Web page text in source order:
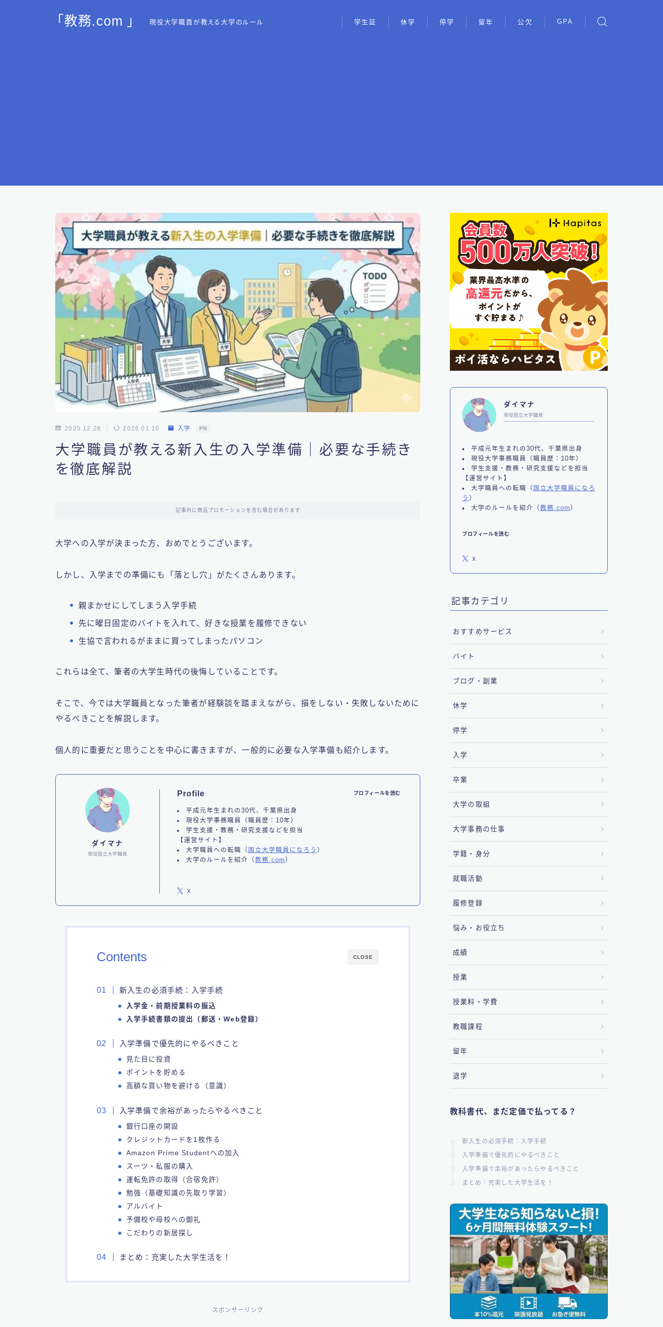
「教務.com 」 現役大学職員が教える大学のルール 学生証 休学 停学 留年 公欠 GPA
2025.12.26 2026.01.10 入学 PR
大学職員が教える新入生の入学準備｜必要な手続き
を徹底解説
記事内に商品プロモーションを含む場合があります
大学への入学が決まった方、おめでとうございます。
しかし、入学までの準備にも「落とし穴」がたくさんあります。
親まかせにしてしまう入学手続
先に曜日固定のバイトを入れて、好きな授業を履修できない
生協で言われるがままに買ってしまったパソコン
これらは全て、筆者の大学生時代の後悔していることです。
そこで、今では大学職員となった筆者が経験談を踏まえながら、損をしない・失敗しないために
やるべきことを解説します。
個人的に重要だと思うことを中心に書きますが、一般的に必要な入学準備も紹介します。
ダイマナ
現役国立大学職員
Profile
平成元年生まれの30代、千葉県出身
現役大学事務職員（職員歴：10年）
学生支援・教務・研究支援などを担当
【運営サイト】
大学職員への転職（ 国立大学職員になろう ）
大学のルールを紹介（教務.com ）
プロフィールを読む
X
CLOSE
Contents
新入生の必須手続：入学手続
入学金・前期授業料の振込
入学手続書類の提出（郵送・Web登録）
入学準備で優先的にやるべきこと
見た目に投資
ポイントを貯める
高額な買い物を避ける（意識）
入学準備で余裕があったらやるべきこと
銀行口座の開設
クレジットカードを1枚作る
Amazon Prime Studentへの加入
スーツ・私服の購入
運転免許の取得（合宿免許）
勉強（基礎知識の先取り学習）
アルバイト
予備校や母校への御礼
こだわりの新居探し
​まとめ：充実した大学生活を！
スポンサーリンク
ダイマナ
現役国立大学職員
平成元年生まれの30代、千葉県出身
現役大学事務職員（職員歴：10年）
学生支援・教務・研究支援などを担当
【運営サイト】
大学職員への転職（ 国立大学職員になろ
う ）
大学のルールを紹介（教務.com ）
プロフィールを読む
X
記事カテゴリ
おすすめサービス
バイト
ブログ・副業
休学
停学
入学
卒業
大学の取組
大学事務の仕事
学籍・身分
就職活動
履修登録
悩み・お役立ち
成績
授業
授業料・学費
教職課程
留年
退学
教科書代、まだ定価で払ってる？
​新入生の必須手続：入学手続
​入学準備で優先的にやるべきこと
入学準備で余裕があったらやるべきこと
​まとめ：充実した大学生活を！